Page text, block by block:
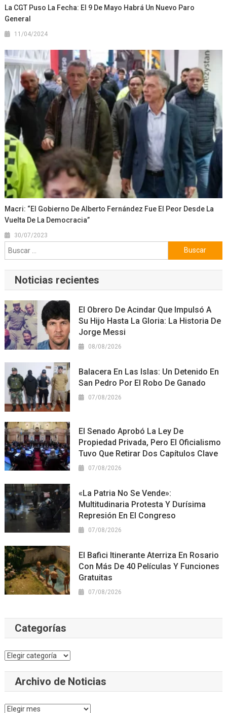
La CGT Puso La Fecha: El 9 De Mayo Habrá Un Nuevo Paro
General
11/04/2024
Macri: “El Gobierno De Alberto Fernández Fue El Peor Desde La
Vuelta De La Democracia”
30/07/2023
Buscar:
Noticias recientes
El Obrero De Acindar Que Impulsó A
Su Hijo Hasta La Gloria: La Historia De
Jorge Messi
08/08/2026
Balacera En Las Islas: Un Detenido En
San Pedro Por El Robo De Ganado
07/08/2026
El Senado Aprobó La Ley De
Propiedad Privada, Pero El Oficialismo
Tuvo Que Retirar Dos Capítulos Clave
07/08/2026
«La Patria No Se Vende»:
Multitudinaria Protesta Y Durísima
Represión En El Congreso
07/08/2026
El Bafici Itinerante Aterriza En Rosario
Con Más De 40 Películas Y Funciones
Gratuitas
07/08/2026
Categorías
Categorías
Archivo de Noticias
Archivo